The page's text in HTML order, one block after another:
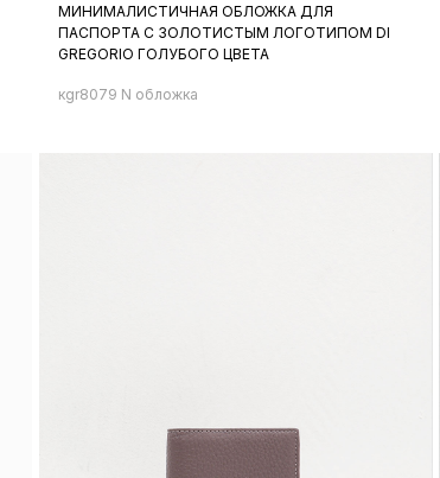
МИНИМАЛИСТИЧНАЯ ОБЛОЖКА ДЛЯ
ПАСПОРТА C ЗОЛОТИСТЫМ ЛОГОТИПОМ DI
GREGORIO ГОЛУБОГО ЦВЕТА
кgr8079 N обложка